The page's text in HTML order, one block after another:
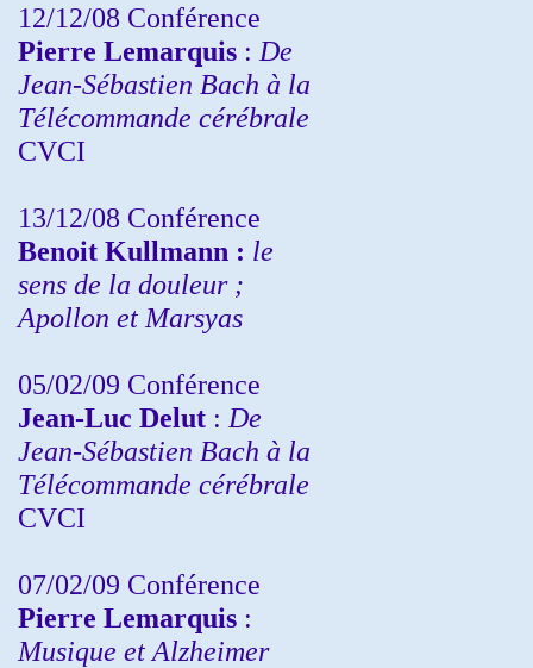
12/12/08 Conférence
Pierre Lemarquis : De
Jean-Sébastien Bach à la
Télécommande cérébrale
CVCI
13/12/08 Conférence
Benoit Kullmann : le
sens de la douleur ;
Apollon et Marsyas
05/02/09 Conférence
Jean-Luc Delut : De
Jean-Sébastien Bach à la
Télécommande cérébrale
CVCI
07/02/09 Conférence
Pierre Lemarquis :
Musique et Alzheimer